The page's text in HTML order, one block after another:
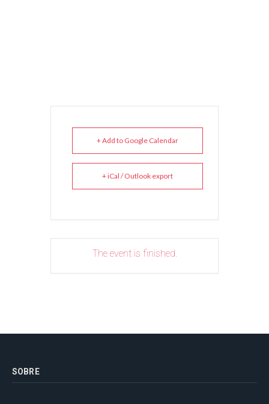
+ Add to Google Calendar
+ iCal / Outlook export
The event is finished.
SOBRE